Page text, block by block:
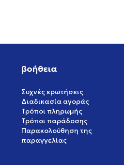
βοήθεια
Συχνές ερωτήσεις
Διαδικασία αγοράς
Τρόποι πληρωμής
Τρόποι παράδοσης
Παρακολούθηση της
παραγγελίας